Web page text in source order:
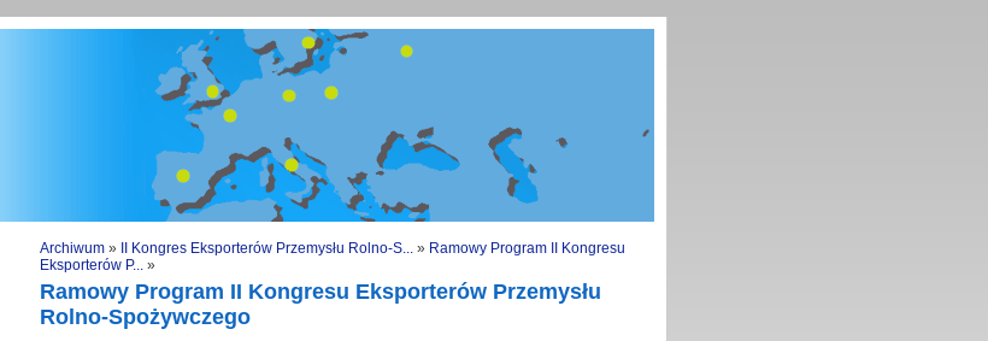
Archiwum » II Kongres Eksporterów Przemysłu Rolno-S... » Ramowy Program II Kongresu
Eksporterów P... »
Ramowy Program II Kongresu Eksporterów Przemysłu
Rolno-Spożywczego